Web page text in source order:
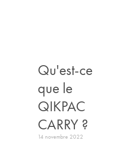
Qu'est-ce
que le
QIKPAC
CARRY ?
14 novembre 2022